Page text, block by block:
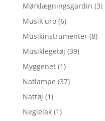
Mørklægningsgardin (3)
Musik uro (6)
Musikinstrumenter (8)
Musiklegetøj (39)
Myggenet (1)
Natlampe (37)
Nattøj (1)
Neglelak (1)